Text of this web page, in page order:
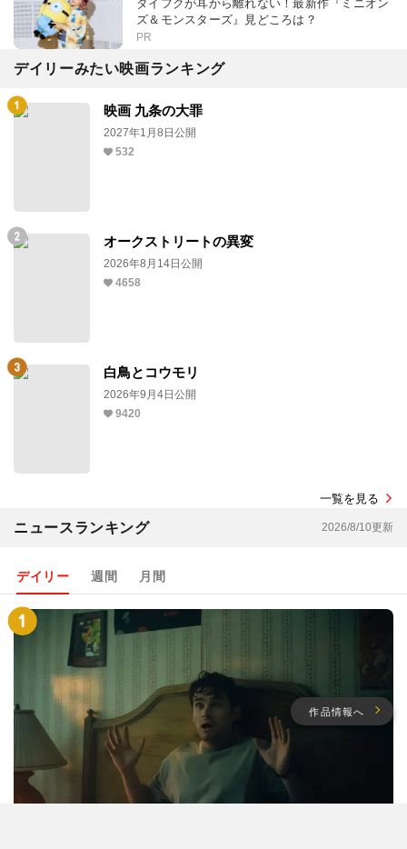
作品情報へ
ダイフクが耳から離れない！最新作『ミニオン
ズ＆モンスターズ』見どころは？
PR
デイリーみたい映画ランキング
映画 九条の大罪
2027年1月8日公開
532
オークストリートの異変
2026年8月14日公開
4658
白鳥とコウモリ
2026年9月4日公開
9420
一覧を見る
ニュースランキング 2026/8/10更新
デイリー 週間 月間